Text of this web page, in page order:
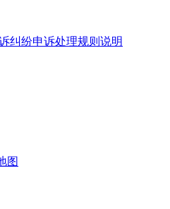
纠纷申诉处理规则说明
图